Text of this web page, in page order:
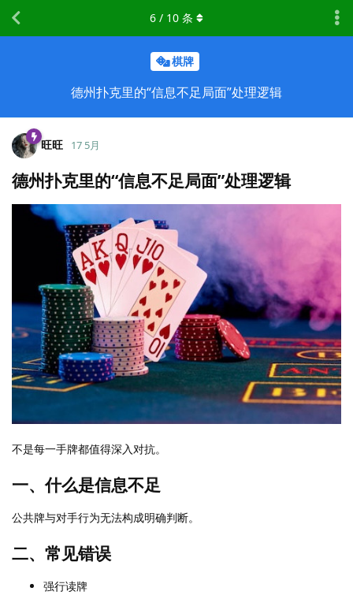
棋牌
德州扑克里的“信息不足局面”处理逻辑
6 / 10 条
旺旺 17 5月
德州扑克里的“信息不足局面”处理逻辑
不是每一手牌都值得深入对抗。
一、什么是信息不足
公共牌与对手行为无法构成明确判断。
二、常见错误
强行读牌